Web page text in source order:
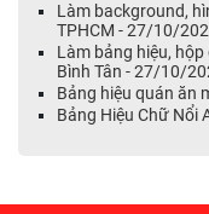
Làm background,
TPHCM - 27/10/
Làm bảng hiệu,
Bình Tân - 27/10/
Bảng hiệu quán ăn
Bảng Hiệu Chữ Nổi